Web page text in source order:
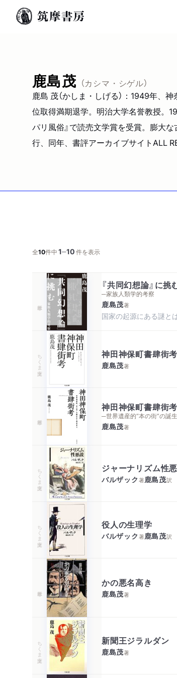
鹿島茂 （カシマ・シゲル）
鹿島 茂（かしま・しげる）：1949年
位取得満期退学。明治大学名誉教授。
パリ風俗』で読売文学賞を受賞。膨大
行、同年、書評アーカイブサイトALL
全10件中1─10件を表示
『共同幻想論』に挑
─家族人類学的考察
鹿島茂著
国家の起源にある謎と
ちくま文庫 神田神保町書肆街考
鹿島茂著
神田神保町書肆街
─世界遺産的“本の街”の誕
鹿島茂著
ちくま文庫 ジャーナリズム性
バルザック著鹿島茂訳
ちくま文庫 役人の生理学
バルザック著鹿島茂訳
かの悪名高き
鹿島茂著
ちくま文庫 新聞王ジラルダン
鹿島茂著